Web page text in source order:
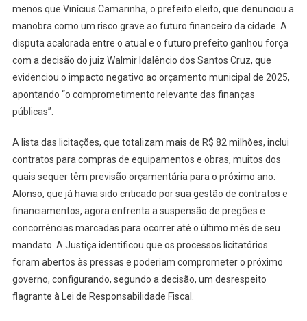
menos que Vinícius Camarinha, o prefeito eleito, que denunciou a
manobra como um risco grave ao futuro financeiro da cidade. A
disputa acalorada entre o atual e o futuro prefeito ganhou força
com a decisão do juiz Walmir Idalêncio dos Santos Cruz, que
evidenciou o impacto negativo ao orçamento municipal de 2025,
apontando “o comprometimento relevante das finanças
públicas”.
A lista das licitações, que totalizam mais de R$ 82 milhões, inclui
contratos para compras de equipamentos e obras, muitos dos
quais sequer têm previsão orçamentária para o próximo ano.
Alonso, que já havia sido criticado por sua gestão de contratos e
financiamentos, agora enfrenta a suspensão de pregões e
concorrências marcadas para ocorrer até o último mês de seu
mandato. A Justiça identificou que os processos licitatórios
foram abertos às pressas e poderiam comprometer o próximo
governo, configurando, segundo a decisão, um desrespeito
flagrante à Lei de Responsabilidade Fiscal.